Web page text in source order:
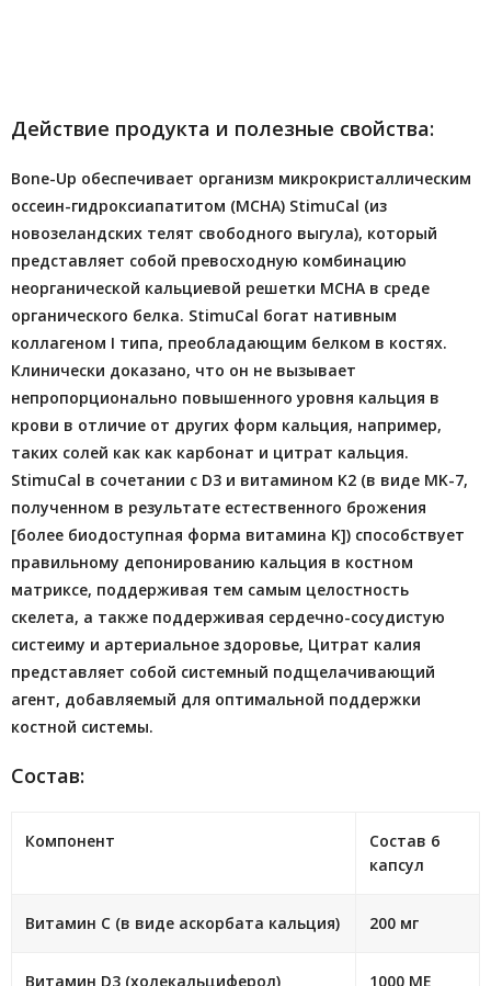
Действие продукта и полезные свойства:
Bone-Up обеспечивает организм микрокристаллическим
оссеин-гидроксиапатитом (MCHA) StimuCal (из
новозеландских телят свободного выгула), который
представляет собой превосходную комбинацию
неорганической кальциевой решетки MCHA в среде
органического белка. StimuCal богат нативным
коллагеном I типа, преобладающим белком в костях.
Клинически доказано, что он не вызывает
непропорционально повышенного уровня кальция в
крови в отличие от других форм кальция, например,
таких солей как как карбонат и цитрат кальция.
StimuCal в сочетании с D3 и витамином K2 (в виде MK-7,
полученном в результате естественного брожения
[более биодоступная форма витамина K]) способствует
правильному депонированию кальция в костном
матриксе, поддерживая тем самым целостность
скелета, а также поддерживая сердечно-сосудистую
систеиму и артериальное здоровье, Цитрат калия
представляет собой системный подщелачивающий
агент, добавляемый для оптимальной поддержки
костной системы.
Cостав:
Компонент
Состав 6
капсул
Витамин С (в виде аскорбата кальция) 200 мг
Витамин D3 (холекальциферол) 1000 МЕ